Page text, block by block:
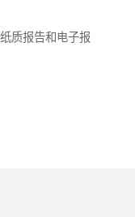
质报告和电子报